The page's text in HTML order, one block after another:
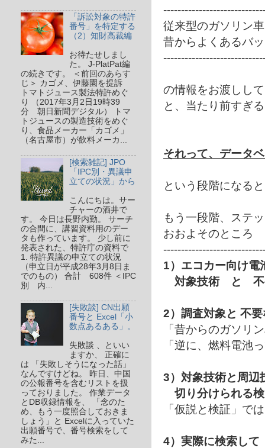
従来型のガソリン
昔からよくあるバ
の情報をお渡しし
と、当たり前すぎ
それって、データ
という段階になる
もう一段階、ステ
おおよそのところ
1）エコカー向け電
対象技術 と 不
2）調査対象と 不
「昔からのガソリ
「逆に、燃料電池
3）対象技術と周辺
切り分けられる
「仮説と検証」で
4）実際に検索して
「訴訟対象の特許
番号」を特定する
（2）知財高裁編
お待たせしまし
た。 J-PlatPat編
の続きです。 ＜前回のあらす
じ＞ カゴメ、伊藤園を提訴
トマトジュース製法特許めぐ
り （2017年3月2日19時39
分 朝日新聞デジタル） トマ
トジュースの製造技術をめぐ
り、食品メーカー「カゴメ」
（名古屋市）が飲料メーカ...
[検索雑記] JPO
「IPC別・異議申
立ての状況」から
こんにちは。サー
チャーの酒井で
す。 今日は長野内勤。 サーチ
の合間に、講習資料用のデー
タも作っています。 少し前に
発表された、特許庁の資料で
1. 特許異議の申立ての状況
（申立日が平成28年3月8日ま
でのもの） 合計 608件 ＜IPC
別 内...
[失敗談] CN出願
番号と Excel「小
数点あるある」。
失敗談 、といい
ますか、 正確に
は 「失敗しそうになった話」
なんですけどね。 昨日、中国
の公報番号を含むリストを扱
っておりました。 作業データ
とDB収録情報を、 「念のた
め、もう一度照合しておきま
しょう」と Excelに入っていた
出願番号で、番号検索をして
みた...